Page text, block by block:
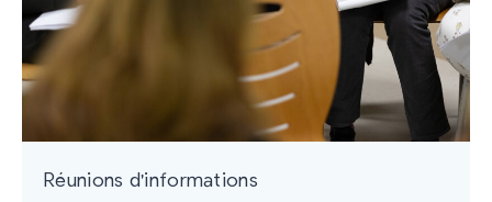
Réunions d'informations